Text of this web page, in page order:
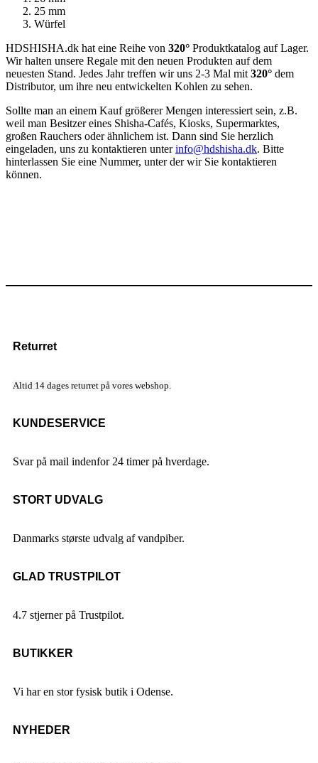
25 mm
Würfel
HDSHISHA.dk hat eine Reihe von 320° Produktkatalog auf Lager.
Wir halten unsere Regale mit den neuen Produkten auf dem
neuesten Stand. Jedes Jahr treffen wir uns 2-3 Mal mit 320° dem
Distributor, um ihre neu entwickelten Kohlen zu sehen.
Sollte man an einem Kauf größerer Mengen interessiert sein, z.B.
weil man Besitzer eines Shisha-Cafés, Kiosks, Supermarktes,
großen Rauchers oder ähnlichem ist. Dann sind Sie herzlich
eingeladen, uns zu kontaktieren unterinfo@hdshisha.dk. Bitte
hinterlassen Sie eine Nummer, unter der wir Sie kontaktieren
können.
Returret
Altid 14 dages returret på vores webshop.
KUNDESERVICE
Svar på mail indenfor 24 timer på hverdage.
STORT UDVALG
Danmarks største udvalg af vandpiber.
GLAD TRUSTPILOT
4.7 stjerner på Trustpilot.
BUTIKKER
Vi har en stor fysisk butik i Odense.
NYHEDER